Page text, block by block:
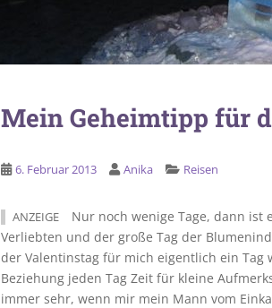
Mein Geheimtipp für
6. Februar 2013 Anika Reisen
ANZEIGE
Nur noch wenige Tage, dann ist
Verliebten und der große Tag der
der Valentinstag für mich eigentlich ein
Beziehung jeden Tag Zeit für kleine
immer sehr, wenn mir mein Mann vom